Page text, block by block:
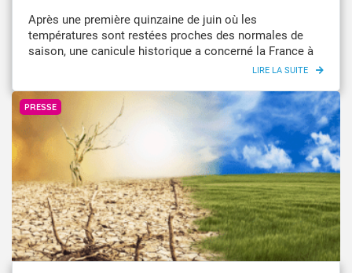
Après une première quinzaine de juin où les
températures sont restées proches des normales de
saison, une canicule historique a concerné la France à
partir du 17 juin. Les températures ont atteint des
26 juin. Juin 2026 devient le mois de juin le plus chaud
jamais enregistré en France avec une température
moyenne de 22,7 °C (+3,8 °C), devant juin 2003 (+3,5 °C)
et juin 2025 (+3,3 °C).
PRESSE
GettyImages